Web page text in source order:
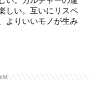
しい。互いにリスペ
よりいいモノが生み